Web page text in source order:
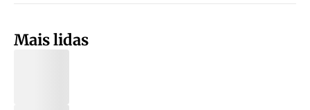
Mais lidas